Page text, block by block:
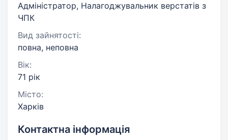
Адміністратор, Налагоджувальник верстатів з
ЧПК
Вид зайнятості:
повна, неповна
Вік:
71 рік
Місто:
Харків
Контактна інформація